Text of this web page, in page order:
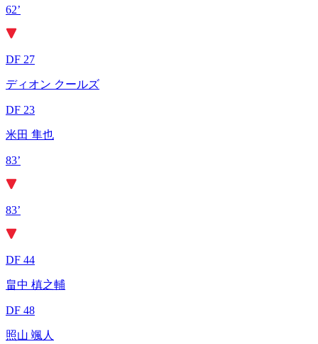
62’
DF 27
ディオン クールズ
DF 23
米田 隼也
83’
83’
DF 44
畠中 槙之輔
DF 48
照山 颯人